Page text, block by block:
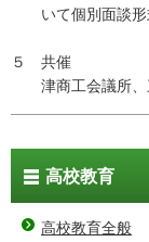
いて個別面談形
５ 共催
津商工会議所、
高校教育
高校教育全般